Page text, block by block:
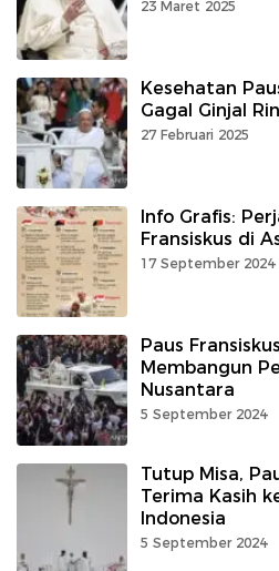
23 Maret 2025
Kesehatan
Gagal Ginjal
27 Februari 2025
Info Grafis:
Fransiskus di
17 September 2024
Paus
Membangun
Nusantara
5 September 2024
Tutup Misa,
Terima Kasih
Indonesia
5 September 2024